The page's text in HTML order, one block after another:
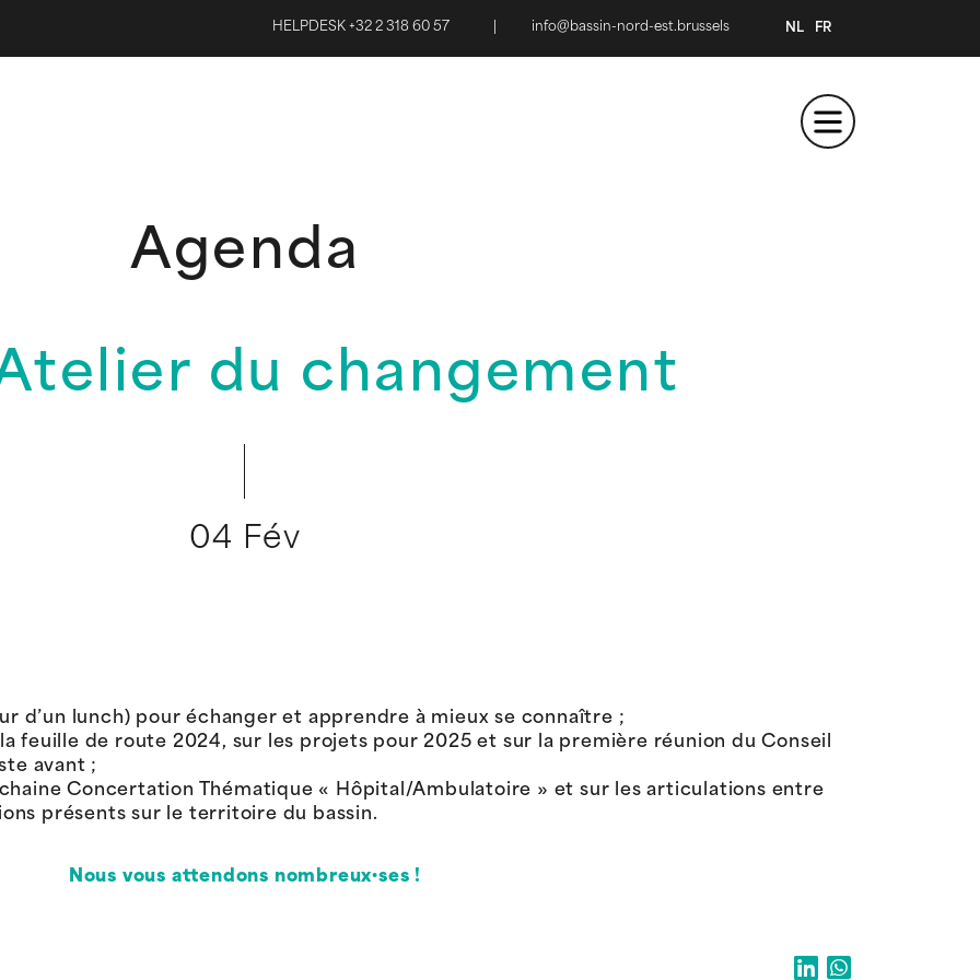
HELPDESK +32 2 318 60 57 info@bassin-nord-est.brussels NL FR
Agenda
du changement
04 Fév
d’un lunch) pour échanger et apprendre à mieux se connaître ;
feuille de route 2024, sur les projets pour 2025 et sur la première réunion du Conseil
avant ;
Concertation Thématique « Hôpital/Ambulatoire » et sur les articulations entre
présents sur le territoire du bassin.
Nous vous attendons nombreux·ses !